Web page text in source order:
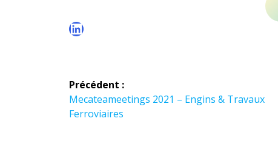
LinkedIn
Navigation
de
Précédent :
Article
précédent :
Mecateameetings 2021 – Engins & Travaux
Ferroviaires